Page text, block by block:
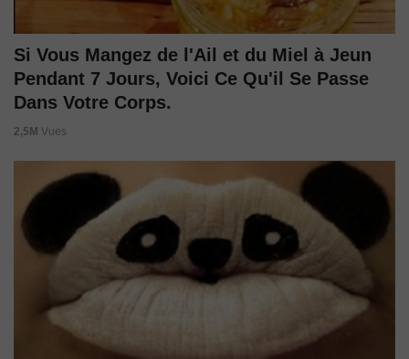
Si Vous Mangez de l'Ail et du Miel à Jeun
Pendant 7 Jours, Voici Ce Qu'il Se Passe
Dans Votre Corps.
2,5M Vues